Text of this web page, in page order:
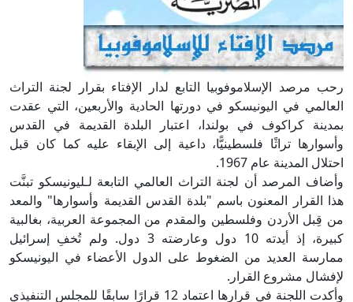
رحب مرصد الإسلاموفوبيا التابع لدار الإفتاء بقرار لجنة التراث
العالمي في اليونيسكو في دورتها الحادية والأربعين، التي عقدت
بمدينة كراكوف في بولندا، اعتبار البلدة القديمة في القدس
وأسوارها تراثًا فلسطينيًّا، داعية إلى الإبقاء عليه كما كان قبل
احتلال المدينة عام 1967.
وأضاف المرصد أن لجنة التراث العالمي التابعة لـليونيسكو تبنَّت
هذا القرار المعنون باسم "بلدة القدس القديمة وأسوارها" والمعد
من قِبل الأردن وفلسطين والمقدم من المجموعة العربية، بغالبية
كبيرة، إذ أيدته 10 دول وعارضته 3 دول. ولم تُخفِ إسرائيل
ممارسة العديد من الضغوط على الدول الأعضاء في اليونيسكو
لإفشال مشروع القرار.
وأكدت اللجنة في قرارها اعتماد 12 قرارًا سابقًا للمجلس التنفيذي